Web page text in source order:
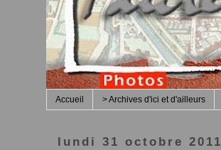
Accueil > Archives d'ici et d'ailleurs
lundi 31 octobre 2011